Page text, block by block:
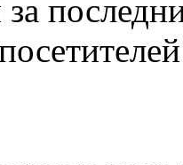
за